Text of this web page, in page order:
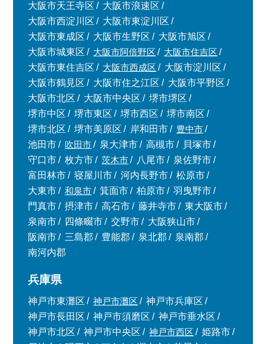
大阪市天王寺区
大阪市浪速区
大阪市西淀川区
大阪市東淀川区
大阪市東成区
大阪市生野区
大阪市旭区
大阪市城東区
大阪市阿倍野区
大阪市住吉区
大阪市東住吉区
大阪市西成区
大阪市淀川区
大阪市鶴見区
大阪市住之江区
大阪市平野区
大阪市北区
大阪市中央区
堺市堺区
堺市中区
堺市東区 堺市西区
堺市南区
堺市北区
堺市美原区 岸和田市
豊中市
池田市
吹田市 泉大津市 高槻市
貝塚市
守口市
枚方市 茨木市 八尾市
泉佐野市
富田林市
寝屋川市 河内長野市
松原市
大東市
和泉市 箕面市 柏原市
羽曳野市
門真市
摂津市 高石市 藤井寺市
東大阪市
泉南市
四條畷市 交野市
大阪狭山市
阪南市
三島郡 豊能郡 泉北郡
泉南郡
南河内郡
兵庫県
神戸市東灘区 神戸市灘区
神戸市兵庫区
神戸市長田区
神戸市須磨区
神戸市垂水区
神戸市北区
神戸市中央区 神戸市西区
姫路市